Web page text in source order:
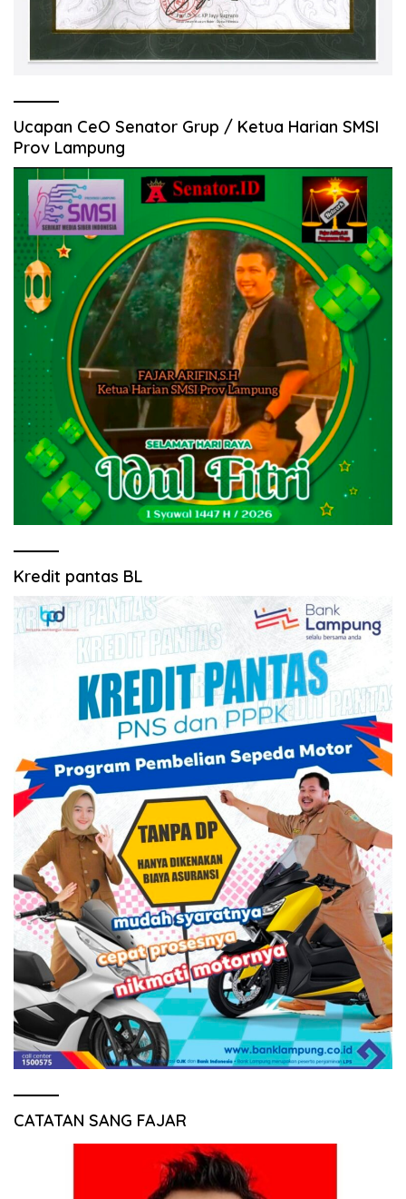
Ucapan CeO Senator Grup / Ketua Harian SMSI
Prov Lampung
Kredit pantas BL
CATATAN SANG FAJAR